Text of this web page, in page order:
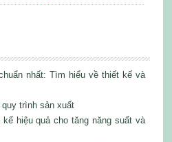
nhất: Tìm hiểu về thiết kế và
trình sản xuất
hiệu quả cho tăng năng suất và